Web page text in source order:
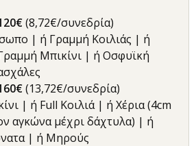
(8,72€/συνεδρία)
| ή Γραμμή Κοιλιάς | ή
Μπικίνι | ή Οσφυϊκή
(13,72€/συνεδρία)
| ή Full Κοιλιά | ή Χέρια (4cm
αγκώνα μέχρι δάχτυλα) | ή
| ή Μηρούς